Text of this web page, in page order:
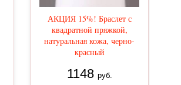
АКЦИЯ 15%! Браслет с
квадратной пряжкой,
натуральная кожа, черно-
красный
1148 руб.